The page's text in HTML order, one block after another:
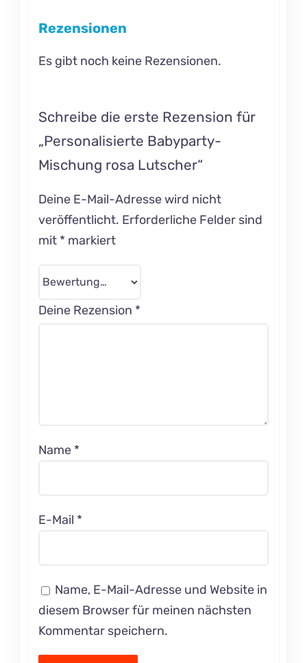
Rezensionen
Es gibt noch keine Rezensionen.
Schreibe die erste Rezension für
„Personalisierte Babyparty-
Mischung rosa Lutscher“
Deine E-Mail-Adresse wird nicht
veröffentlicht. Erforderliche Felder sind
mit * markiert
Deine Rezension *
Name *
E-Mail *
Name, E-Mail-Adresse und Website in
diesem Browser für meinen nächsten
Kommentar speichern.